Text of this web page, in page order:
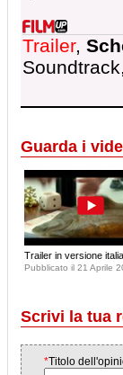
Trailer,
Guarda i
Trailer in versione
Pubblicato il 21 Aprile
Scrivi la tua
*Titolo